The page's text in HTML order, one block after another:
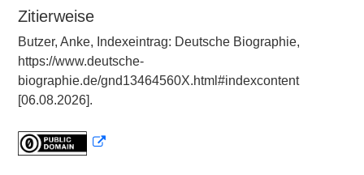
Zitierweise
Butzer, Anke, Indexeintrag: Deutsche Biographie,
https://www.deutsche-
biographie.de/gnd13464560X.html#indexcontent
[06.08.2026].